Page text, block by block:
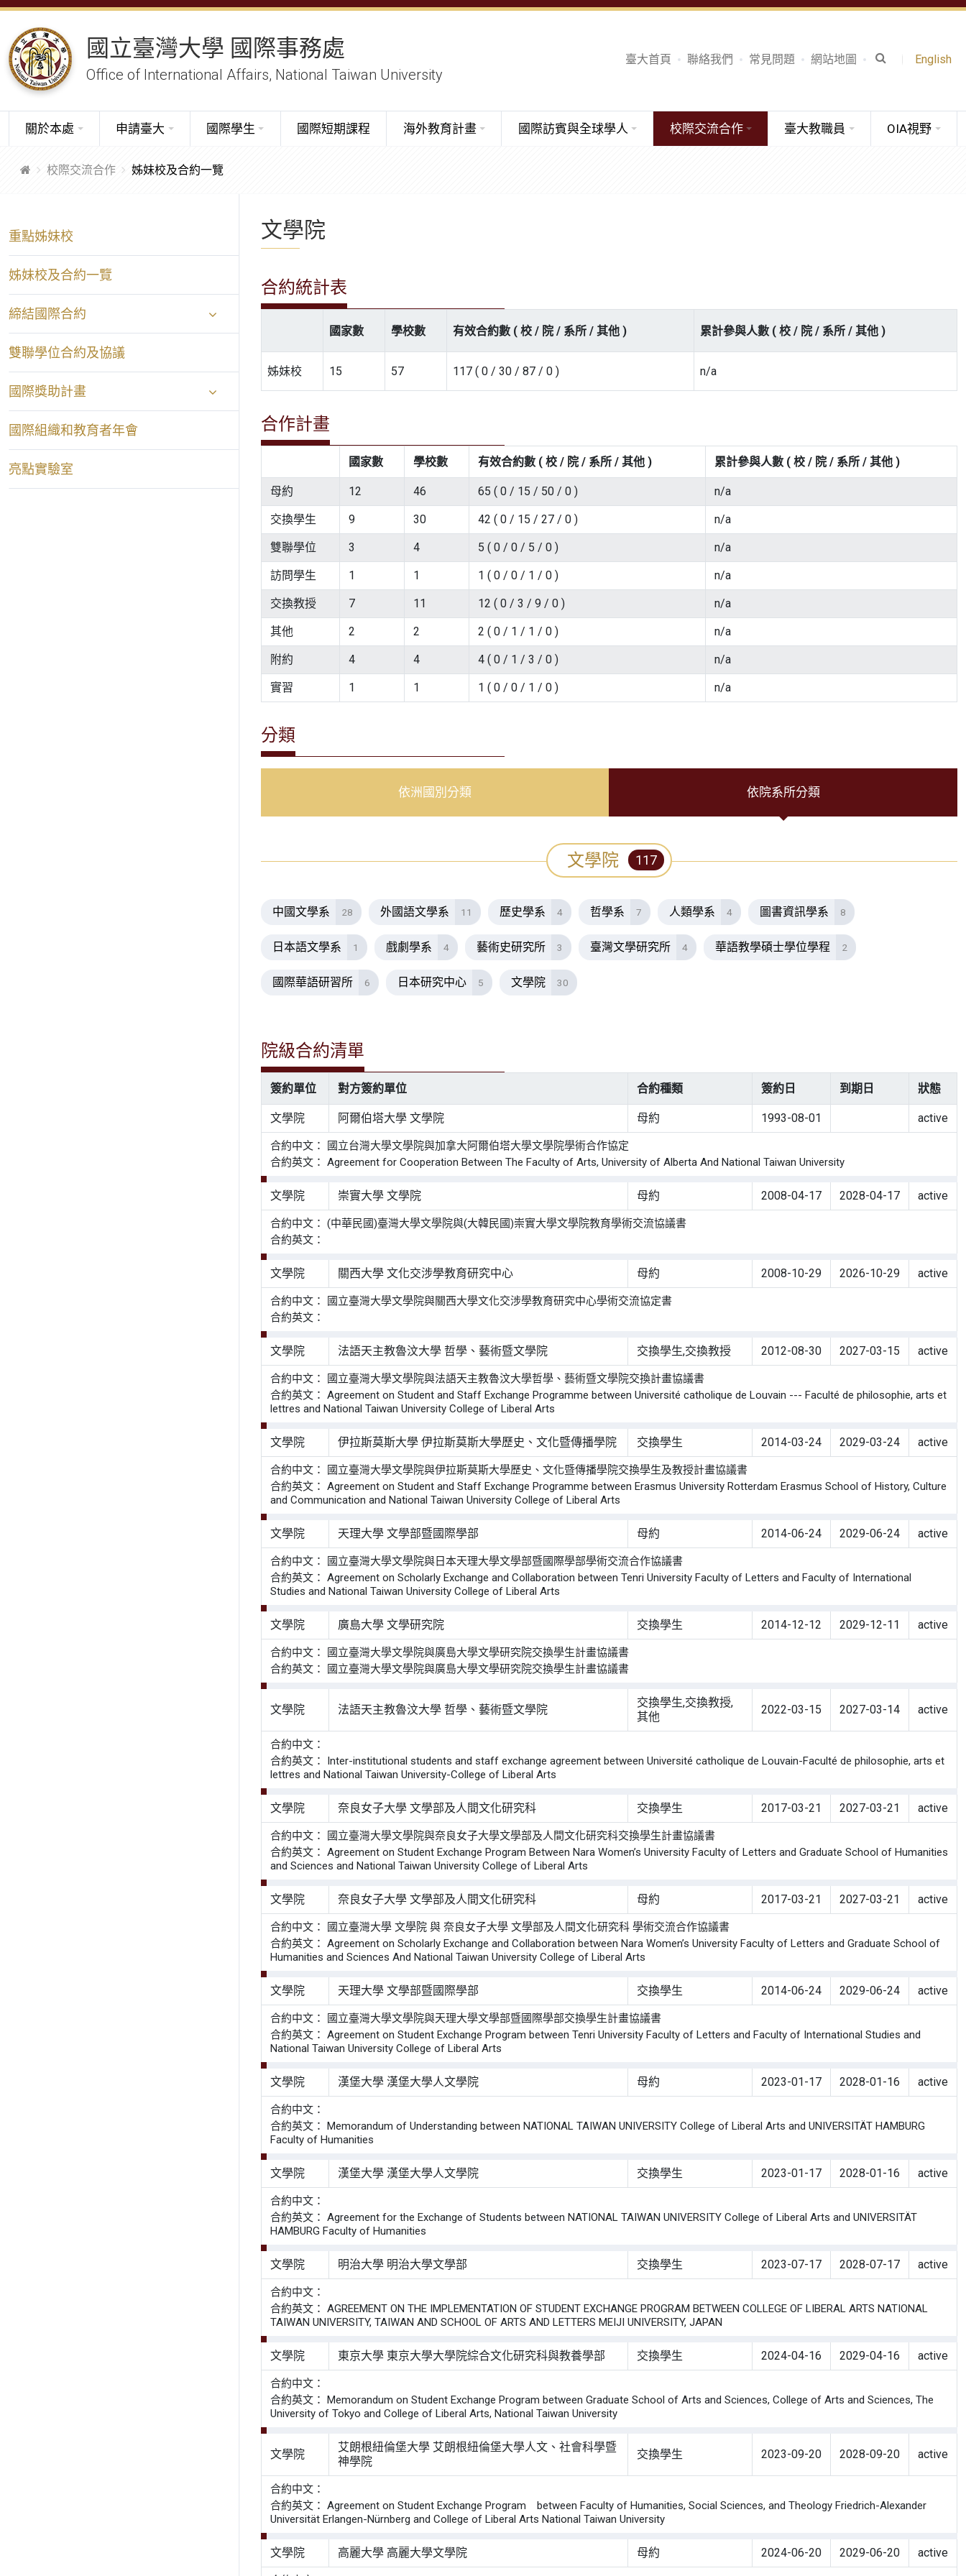
國立臺灣大學 國際事務處
Office of International Affairs, National Taiwan University
臺大首頁 聯絡我們 常見問題 網站地圖 English
關於本處 申請臺大 國際學生 國際短期課程 海外教育計畫 國際訪賓與全球學人 校際交流合作 臺大教職員 OIA視野
校際交流合作 姊妹校及合約一覽
重點姊妹校
姊妹校及合約一覽
締結國際合約
雙聯學位合約及協議
國際獎助計畫
國際組織和教育者年會
亮點實驗室
文學院
合約統計表
國家數 學校數 有效合約數 ( 校 / 院 / 系所 / 其他 ) 累計參與人數 ( 校 / 院 / 系所 / 其他 )
姊妹校 15 57 117 ( 0 / 30 / 87 / 0 ) n/a
合作計畫
國家數 學校數 有效合約數 ( 校 / 院 / 系所 / 其他 ) 累計參與人數 ( 校 / 院 / 系所 / 其他 )
母約 12 46 65 ( 0 / 15 / 50 / 0 ) n/a
交換學生 9 30 42 ( 0 / 15 / 27 / 0 ) n/a
雙聯學位 3 4 5 ( 0 / 0 / 5 / 0 ) n/a
訪問學生 1 1 1 ( 0 / 0 / 1 / 0 ) n/a
交換教授 7 11 12 ( 0 / 3 / 9 / 0 ) n/a
其他 2 2 2 ( 0 / 1 / 1 / 0 ) n/a
附約 4 4 4 ( 0 / 1 / 3 / 0 ) n/a
實習 1 1 1 ( 0 / 0 / 1 / 0 ) n/a
分類
依洲國別分類 依院系所分類
文學院 117
中國文學系 28 外國語文學系 11 歷史學系 4 哲學系 7 人類學系 4 圖書資訊學系 8
日本語文學系 1 戲劇學系 4 藝術史研究所 3 臺灣文學研究所 4 華語教學碩士學位學程 2
國際華語研習所 6 日本研究中心 5 文學院 30
院級合約清單
簽約單位 對方簽約單位 合約種類 簽約日 到期日 狀態
文學院 阿爾伯塔大學 文學院 母約 1993-08-01 active
合約中文： 國立台灣大學文學院與加拿大阿爾伯塔大學文學院學術合作協定
合約英文： Agreement for Cooperation Between The Faculty of Arts, University of Alberta And National Taiwan University
文學院 崇實大學 文學院 母約 2008-04-17 2028-04-17 active
合約中文： (中華民國)臺灣大學文學院與(大韓民國)崇實大學文學院教育學術交流協議書
合約英文：
文學院 關西大學 文化交涉學教育研究中心 母約 2008-10-29 2026-10-29 active
合約中文： 國立臺灣大學文學院與關西大學文化交涉學教育研究中心學術交流協定書
合約英文：
文學院 法語天主教魯汶大學 哲學、藝術暨文學院 交換學生,交換教授 2012-08-30 2027-03-15 active
合約中文： 國立臺灣大學文學院與法語天主教魯汶大學哲學、藝術暨文學院交換計畫協議書
合約英文： Agreement on Student and Staff Exchange Programme between Université catholique de Louvain --- Faculté de philosophie, arts et
lettres and National Taiwan University College of Liberal Arts
文學院 伊拉斯莫斯大學 伊拉斯莫斯大學歷史、文化暨傳播學院 交換學生 2014-03-24 2029-03-24 active
合約中文： 國立臺灣大學文學院與伊拉斯莫斯大學歷史、文化暨傳播學院交換學生及教授計畫協議書
合約英文： Agreement on Student and Staff Exchange Programme between Erasmus University Rotterdam Erasmus School of History, Culture
and Communication and National Taiwan University College of Liberal Arts
文學院 天理大學 文學部暨國際學部 母約 2014-06-24 2029-06-24 active
合約中文： 國立臺灣大學文學院與日本天理大學文學部暨國際學部學術交流合作協議書
合約英文： Agreement on Scholarly Exchange and Collaboration between Tenri University Faculty of Letters and Faculty of International
Studies and National Taiwan University College of Liberal Arts
文學院 廣島大學 文學研究院 交換學生 2014-12-12 2029-12-11 active
合約中文： 國立臺灣大學文學院與廣島大學文學研究院交換學生計畫協議書
合約英文： 國立臺灣大學文學院與廣島大學文學研究院交換學生計畫協議書
文學院 法語天主教魯汶大學 哲學、藝術暨文學院
交換學生,交換教授,
其他
2022-03-15 2027-03-14 active
合約中文：
合約英文： Inter-institutional students and staff exchange agreement between Université catholique de Louvain-Faculté de philosophie, arts et
lettres and National Taiwan University-College of Liberal Arts
文學院 奈良女子大學 文學部及人間文化研究科 交換學生 2017-03-21 2027-03-21 active
合約中文： 國立臺灣大學文學院與奈良女子大學文學部及人間文化研究科交換學生計畫協議書
合約英文： Agreement on Student Exchange Program Between Nara Women’s University Faculty of Letters and Graduate School of Humanities
and Sciences and National Taiwan University College of Liberal Arts
文學院 奈良女子大學 文學部及人間文化研究科 母約 2017-03-21 2027-03-21 active
合約中文： 國立臺灣大學 文學院 與 奈良女子大學 文學部及人間文化研究科 學術交流合作協議書
合約英文： Agreement on Scholarly Exchange and Collaboration between Nara Women’s University Faculty of Letters and Graduate School of
Humanities and Sciences And National Taiwan University College of Liberal Arts
文學院 天理大學 文學部暨國際學部 交換學生 2014-06-24 2029-06-24 active
合約中文： 國立臺灣大學文學院與天理大學文學部暨國際學部交換學生計畫協議書
合約英文： Agreement on Student Exchange Program between Tenri University Faculty of Letters and Faculty of International Studies and
National Taiwan University College of Liberal Arts
文學院 漢堡大學 漢堡大學人文學院 母約 2023-01-17 2028-01-16 active
合約中文：
合約英文： Memorandum of Understanding between NATIONAL TAIWAN UNIVERSITY College of Liberal Arts and UNIVERSITÄT HAMBURG
Faculty of Humanities
文學院 漢堡大學 漢堡大學人文學院 交換學生 2023-01-17 2028-01-16 active
合約中文：
合約英文： Agreement for the Exchange of Students between NATIONAL TAIWAN UNIVERSITY College of Liberal Arts and UNIVERSITÄT
HAMBURG Faculty of Humanities
文學院 明治大學 明治大學文學部 交換學生 2023-07-17 2028-07-17 active
合約中文：
合約英文： AGREEMENT ON THE IMPLEMENTATION OF STUDENT EXCHANGE PROGRAM BETWEEN COLLEGE OF LIBERAL ARTS NATIONAL
TAIWAN UNIVERSITY, TAIWAN AND SCHOOL OF ARTS AND LETTERS MEIJI UNIVERSITY, JAPAN
文學院 東京大學 東京大學大學院綜合文化研究科與教養學部 交換學生 2024-04-16 2029-04-16 active
合約中文：
合約英文： Memorandum on Student Exchange Program between Graduate School of Arts and Sciences, College of Arts and Sciences, The
University of Tokyo and College of Liberal Arts, National Taiwan University
文學院
艾朗根紐倫堡大學 艾朗根紐倫堡大學人文、社會科學暨
神學院
交換學生 2023-09-20 2028-09-20 active
合約中文：
合約英文： Agreement on Student Exchange Program between Faculty of Humanities, Social Sciences, and Theology Friedrich-Alexander
Universität Erlangen-Nürnberg and College of Liberal Arts National Taiwan University
文學院 高麗大學 高麗大學文學院 母約 2024-06-20 2029-06-20 active